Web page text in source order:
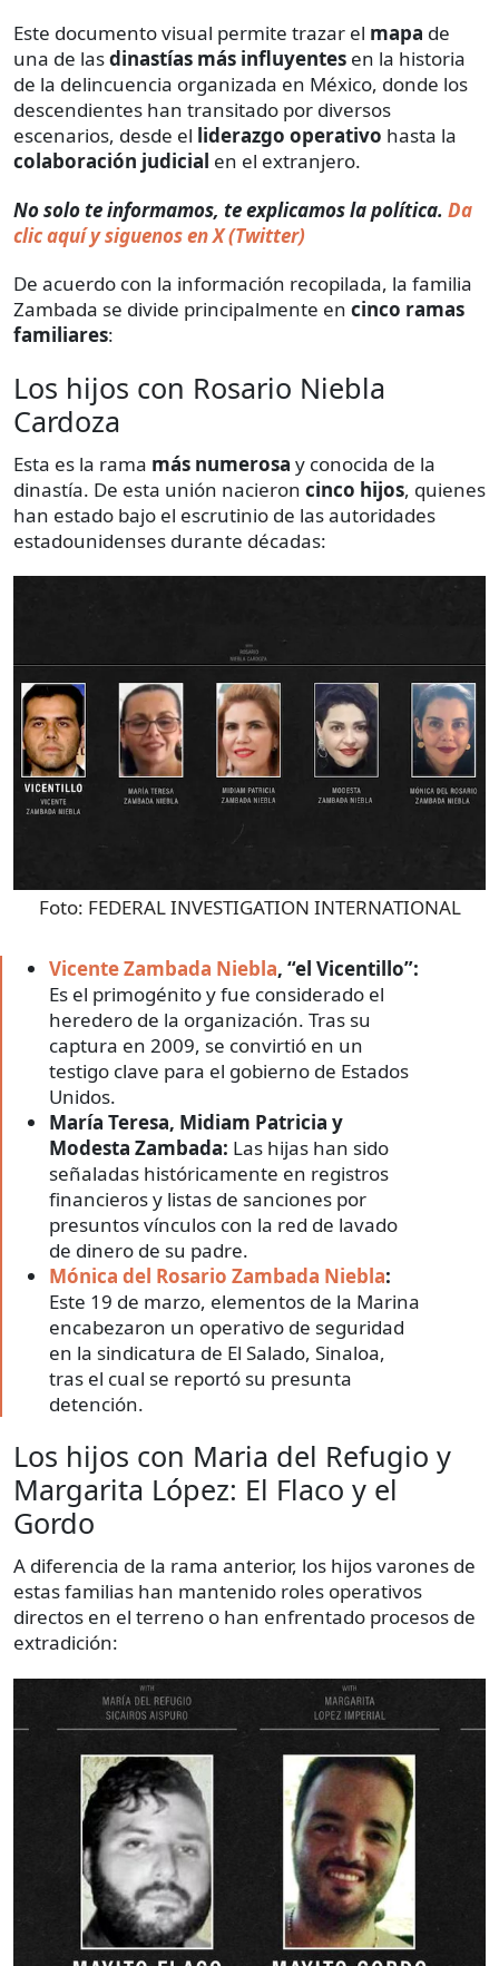
Este documento visual permite trazar el mapa de
una de lasdinastías más influyentes en la historia
de la delincuencia organizada en México, donde los
descendientes han transitado por diversos
escenarios, desde el liderazgo operativo hasta la
colaboración judicial en el extranjero.
No solo te informamos, te explicamos la política. Da
clic aquí y siguenos en X (Twitter)
De acuerdo con la información recopilada, la familia
Zambada se divide principalmente en cinco ramas
familiares:
Los hijos con Rosario Niebla
Cardoza
Esta es la rama más numerosa y conocida de la
dinastía. De esta unión nacieron cinco hijos, quienes
han estado bajo el escrutinio de las autoridades
estadounidenses durante décadas:
Foto: FEDERAL INVESTIGATION INTERNATIONAL
Vicente Zambada Niebla, “el Vicentillo”:
Es el primogénito y fue considerado el
heredero de la organización. Tras su
captura en 2009, se convirtió en un
testigo clave para el gobierno de Estados
Unidos.
María Teresa, Midiam Patricia y
Modesta Zambada: Las hijas han sido
señaladas históricamente en registros
financieros y listas de sanciones por
presuntos vínculos con la red de lavado
de dinero de su padre.
Mónica del Rosario Zambada Niebla:
Este 19 de marzo, elementos de la Marina
encabezaron un operativo de seguridad
en la sindicatura de El Salado, Sinaloa,
tras el cual se reportó su presunta
detención.
Los hijos con Maria del Refugio y
Margarita López: El Flaco y el
Gordo
A diferencia de la rama anterior, los hijos varones de
estas familias han mantenido roles operativos
directos en el terreno o han enfrentado procesos de
extradición: